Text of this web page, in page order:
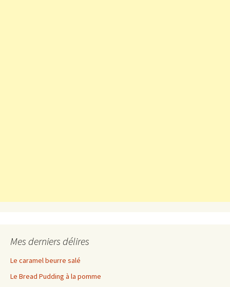
Mes derniers délires
Le caramel beurre salé
Le Bread Pudding à la pomme